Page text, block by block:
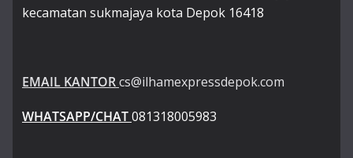
kecamatan sukmajaya kota Depok 16418
EMAIL KANTORcs@ilhamexpressdepok.com
WHATSAPP/CHAT081318005983